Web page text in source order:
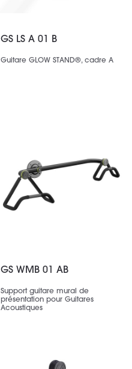
GS LS A 01 B
Guitare GLOW STAND®, cadre A
GS WMB 01 AB
Support guitare mural de
présentation pour Guitares
Acoustiques